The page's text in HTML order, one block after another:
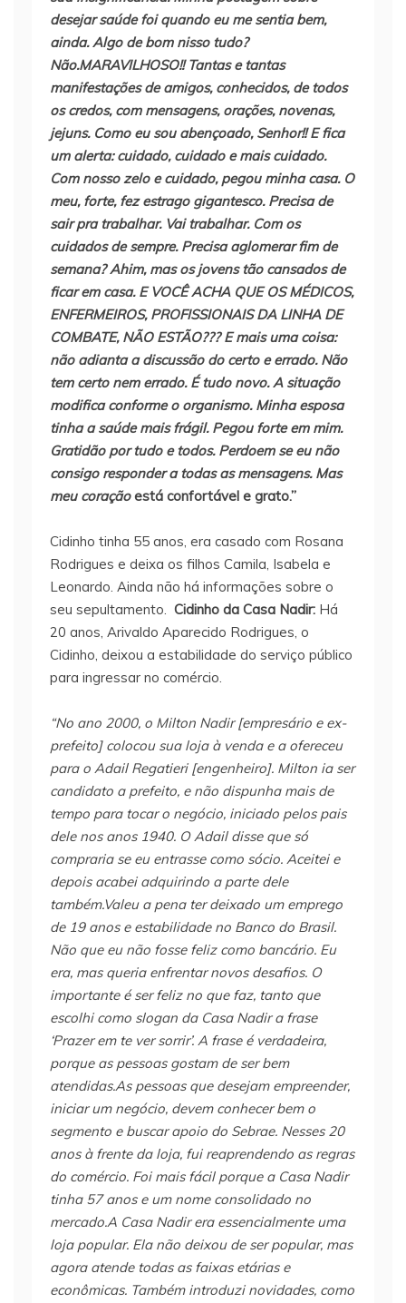
desejar saúde foi quando eu me sentia bem,
ainda. Algo de bom nisso tudo?
Não.MARAVILHOSO!! Tantas e tantas
manifestações de amigos, conhecidos, de todos
os credos, com mensagens, orações, novenas,
jejuns. Como eu sou abençoado, Senhor!! E fica
um alerta: cuidado, cuidado e mais cuidado.
Com nosso zelo e cuidado, pegou minha casa. O
meu, forte, fez estrago gigantesco. Precisa de
sair pra trabalhar. Vai trabalhar. Com os
cuidados de sempre. Precisa aglomerar fim de
semana? Ahim, mas os jovens tão cansados de
ficar em casa. E VOCÊ ACHA QUE OS MÉDICOS,
ENFERMEIROS, PROFISSIONAIS DA LINHA DE
COMBATE, NÃO ESTÃO??? E mais uma coisa:
não adianta a discussão do certo e errado. Não
tem certo nem errado. É tudo novo. A situação
modifica conforme o organismo. Minha esposa
tinha a saúde mais frágil. Pegou forte em mim.
Gratidão por tudo e todos. Perdoem se eu não
consigo responder a todas as mensagens. Mas
meu coraçãoestá confortável e grato.”
Cidinho tinha 55 anos, era casado com Rosana
Rodrigues e deixa os filhos Camila, Isabela e
Leonardo. Ainda não há informações sobre o
seu sepultamento. Cidinho da Casa Nadir: Há
20 anos, Arivaldo Aparecido Rodrigues, o
Cidinho, deixou a estabilidade do serviço público
para ingressar no comércio.
“No ano 2000, o Milton Nadir [empresário e ex-
prefeito] colocou sua loja à venda e a ofereceu
para o Adail Regatieri [engenheiro]. Milton ia ser
candidato a prefeito, e não dispunha mais de
tempo para tocar o negócio, iniciado pelos pais
dele nos anos 1940. O Adail disse que só
compraria se eu entrasse como sócio. Aceitei e
depois acabei adquirindo a parte dele
também.Valeu a pena ter deixado um emprego
de 19 anos e estabilidade no Banco do Brasil.
Não que eu não fosse feliz como bancário. Eu
era, mas queria enfrentar novos desafios. O
importante é ser feliz no que faz, tanto que
escolhi como slogan da Casa Nadir a frase
‘Prazer em te ver sorrir’. A frase é verdadeira,
porque as pessoas gostam de ser bem
atendidas.As pessoas que desejam empreender,
iniciar um negócio, devem conhecer bem o
segmento e buscar apoio do Sebrae. Nesses 20
anos à frente da loja, fui reaprendendo as regras
do comércio. Foi mais fácil porque a Casa Nadir
tinha 57 anos e um nome consolidado no
mercado.A Casa Nadir era essencialmente uma
loja popular. Ela não deixou de ser popular, mas
agora atende todas as faixas etárias e
econômicas. Também introduzi novidades, como